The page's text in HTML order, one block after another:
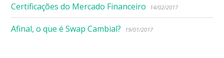
Certificações do Mercado Financeiro 14/02/2017
Afinal, o que é Swap Cambial? 19/01/2017